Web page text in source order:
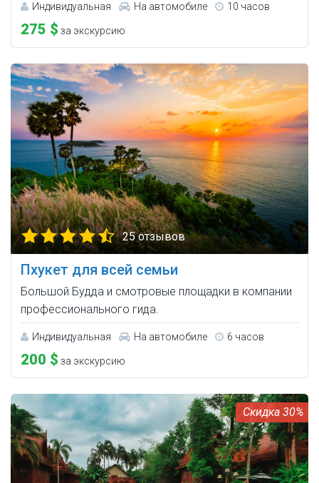
Индивидуальная На автомобиле 10 часов
275 $ за экскурсию
25 отзывов
Пхукет для всей семьи
Большой Будда и смотровые площадки в компании
профессионального гида.
Индивидуальная На автомобиле 6 часов
200 $ за экскурсию
30%